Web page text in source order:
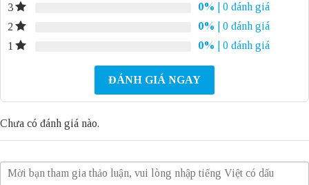
3
0%
| 0 đánh giá
2
0%
| 0 đánh giá
1
0% | 0 đánh giá
ĐÁNH GIÁ NGAY
Chưa có đánh giá nào.